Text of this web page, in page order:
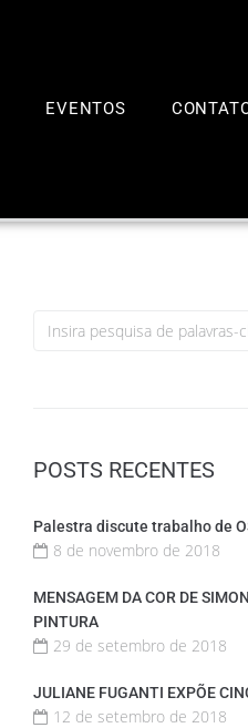
EVENTOS
POSTS RECENTES
Palestra discute trabalho de
8 de novembro de 2018
MENSAGEM DA COR DE
PINTURA
29 de setembro de 2018
JULIANE FUGANTI EXPÕE
12 de setembro de 2018